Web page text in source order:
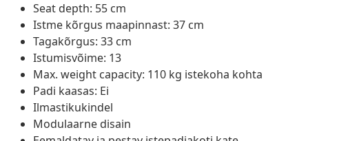
Seat depth: 55 cm
Istme kõrgus maapinnast: 37 cm
Tagakõrgus: 33 cm
Istumisvõime: 13
Max. weight capacity: 110 kg istekoha kohta
Padi kaasas: Ei
Ilmastikukindel
Modulaarne disain